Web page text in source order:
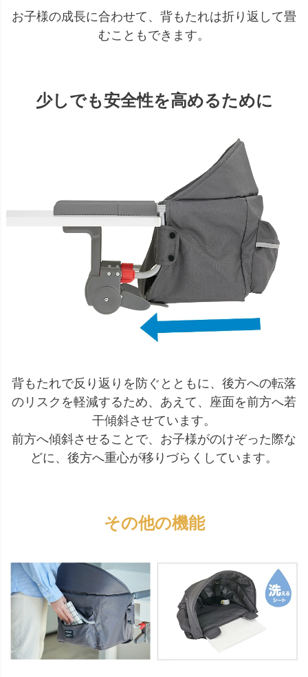
お子様の成長に合わせて、背もたれは折り返して畳
むこともできます。
少しでも安全性を高めるために
背もたれで反り返りを防ぐとともに、後方への転落
のリスクを軽減するため、あえて、座面を前方へ若
干傾斜させています。
前方へ傾斜させることで、お子様がのけぞった際な
どに、後方へ重心が移りづらくしています。
その他の機能